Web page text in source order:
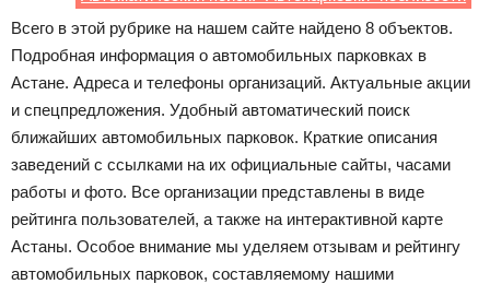
Всего в этой рубрике на нашем сайте найдено 8 объектов.
Подробная информация о автомобильных парковках в
Астане. Адреса и телефоны организаций. Актуальные акции
и спецпредложения. Удобный автоматический поиск
ближайших автомобильных парковок. Краткие описания
заведений с ссылками на их официальные сайты, часами
работы и фото. Все организации представлены в виде
рейтинга пользователей, а также на интерактивной карте
Астаны. Особое внимание мы уделяем отзывам и рейтингу
автомобильных парковок, составляемому нашими